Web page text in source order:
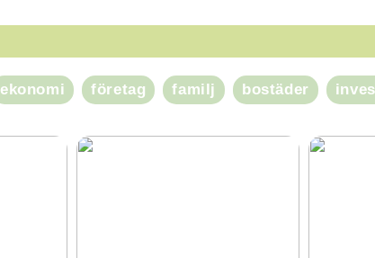
ekonomi företag familj bostäder